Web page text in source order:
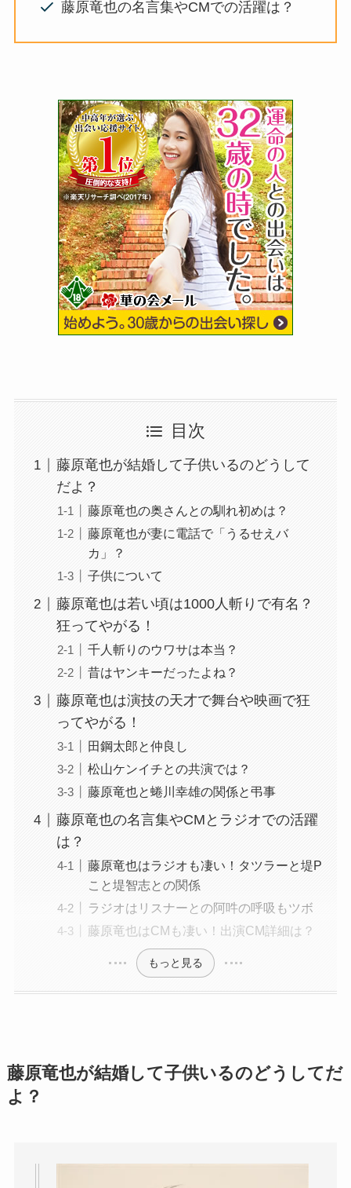
藤原竜也の名言集やCMでの活躍は？
目次
藤原竜也が結婚して子供いるのどうして
だよ？
藤原竜也の奥さんとの馴れ初めは？
藤原竜也が妻に電話で「うるせえバ
カ」？
子供について
藤原竜也は若い頃は1000人斬りで有名？
狂ってやがる！
千人斬りのウワサは本当？
昔はヤンキーだったよね？
藤原竜也は演技の天才で舞台や映画で狂
ってやがる！
田鋼太郎と仲良し
松山ケンイチとの共演では？
藤原竜也と蜷川幸雄の関係と弔事
藤原竜也の名言集やCMとラジオでの活躍
は？
藤原竜也はラジオも凄い！タツラーと堤P
こと堤智志との関係
ラジオはリスナーとの阿吽の呼吸もツボ
藤原竜也はCMも凄い！出演CM詳細は？
もっと見る
藤原竜也が結婚して子供いるのどうしてだ
よ？